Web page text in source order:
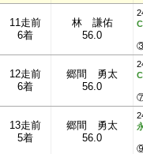
11走前
6着
林 謙佑
56.0
12走前
6着
郷間 勇太
56.0
13走前
5着
郷間 勇太
56.0